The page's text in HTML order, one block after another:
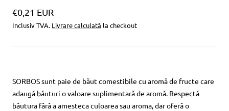
Pret
special
€0,21 EUR
Inclusiv TVA. Livrare calculată la checkout
SORBOS sunt paie de băut comestibile cu aromă de fructe care
adaugă băuturi o valoare suplimentară de aromă. Respectă
băutura fără a amesteca culoarea sau aroma, dar oferă o